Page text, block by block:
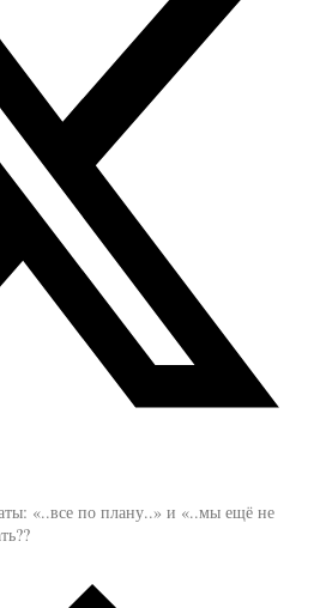
«..все по плану..» и «..мы ещё не